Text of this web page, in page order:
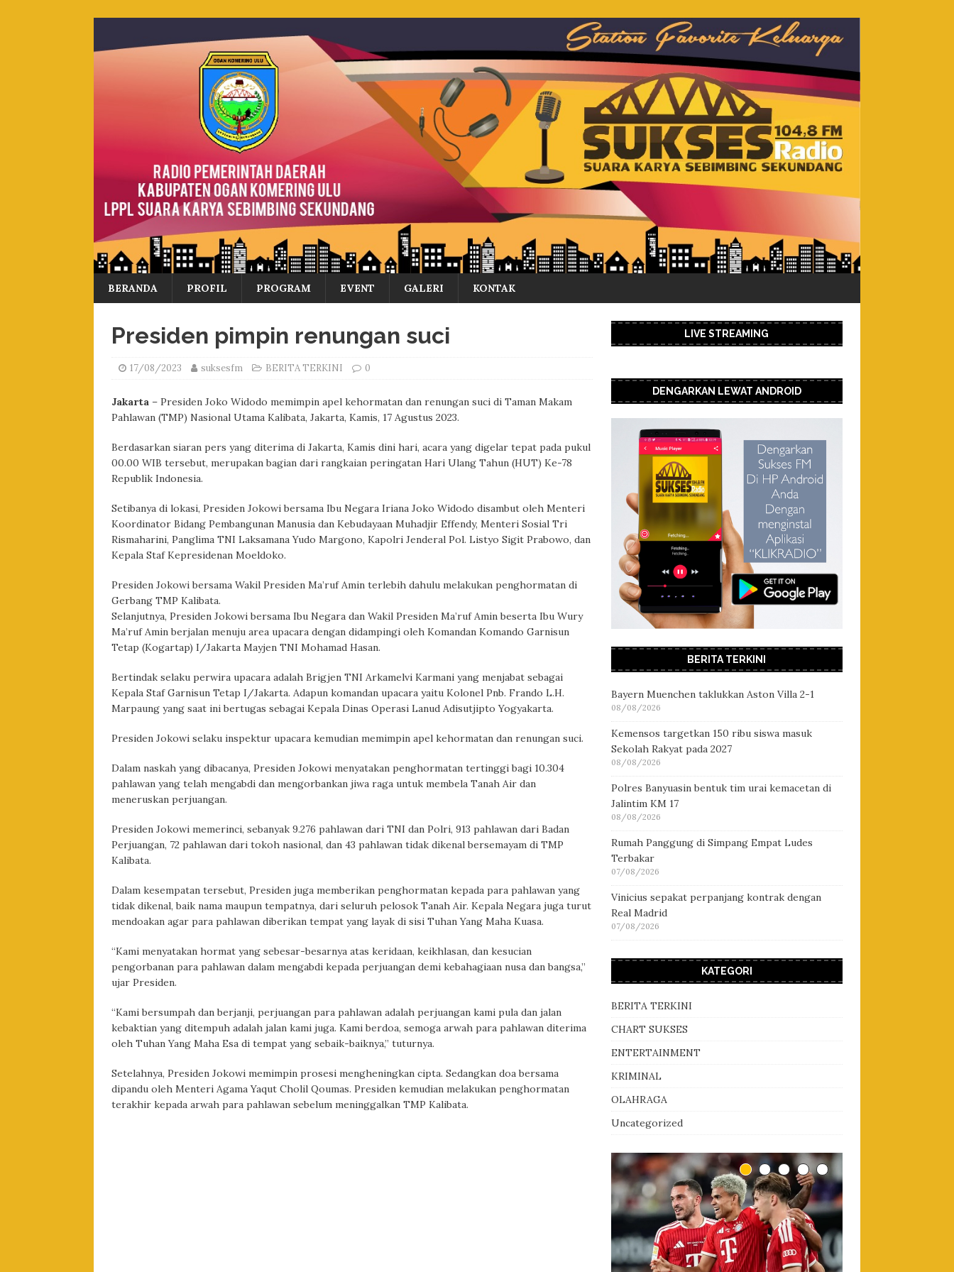
BERANDA PROFIL PROGRAM EVENT GALERI KONTAK
Presiden pimpin renungan suci
17/08/2023 suksesfm BERITA TERKINI 0
Jakarta – Presiden Joko Widodo memimpin apel kehormatan dan renungan suci di Taman Makam
Pahlawan (TMP) Nasional Utama Kalibata, Jakarta, Kamis, 17 Agustus 2023.
Berdasarkan siaran pers yang diterima di Jakarta, Kamis dini hari, acara yang digelar tepat pada pukul
00.00 WIB tersebut, merupakan bagian dari rangkaian peringatan Hari Ulang Tahun (HUT) Ke-78
Republik Indonesia.
Setibanya di lokasi, Presiden Jokowi bersama Ibu Negara Iriana Joko Widodo disambut oleh Menteri
Koordinator Bidang Pembangunan Manusia dan Kebudayaan Muhadjir Effendy, Menteri Sosial Tri
Rismaharini, Panglima TNI Laksamana Yudo Margono, Kapolri Jenderal Pol. Listyo Sigit Prabowo, dan
Kepala Staf Kepresidenan Moeldoko.
Presiden Jokowi bersama Wakil Presiden Ma’ruf Amin terlebih dahulu melakukan penghormatan di
Gerbang TMP Kalibata.
Selanjutnya, Presiden Jokowi bersama Ibu Negara dan Wakil Presiden Ma’ruf Amin beserta Ibu Wury
Ma’ruf Amin berjalan menuju area upacara dengan didampingi oleh Komandan Komando Garnisun
Tetap (Kogartap) I/Jakarta Mayjen TNI Mohamad Hasan.
Bertindak selaku perwira upacara adalah Brigjen TNI Arkamelvi Karmani yang menjabat sebagai
Kepala Staf Garnisun Tetap I/Jakarta. Adapun komandan upacara yaitu Kolonel Pnb. Frando L.H.
Marpaung yang saat ini bertugas sebagai Kepala Dinas Operasi Lanud Adisutjipto Yogyakarta.
Presiden Jokowi selaku inspektur upacara kemudian memimpin apel kehormatan dan renungan suci.
Dalam naskah yang dibacanya, Presiden Jokowi menyatakan penghormatan tertinggi bagi 10.304
pahlawan yang telah mengabdi dan mengorbankan jiwa raga untuk membela Tanah Air dan
meneruskan perjuangan.
Presiden Jokowi memerinci, sebanyak 9.276 pahlawan dari TNI dan Polri, 913 pahlawan dari Badan
Perjuangan, 72 pahlawan dari tokoh nasional, dan 43 pahlawan tidak dikenal bersemayam di TMP
Kalibata.
Dalam kesempatan tersebut, Presiden juga memberikan penghormatan kepada para pahlawan yang
tidak dikenal, baik nama maupun tempatnya, dari seluruh pelosok Tanah Air. Kepala Negara juga turut
mendoakan agar para pahlawan diberikan tempat yang layak di sisi Tuhan Yang Maha Kuasa.
“Kami menyatakan hormat yang sebesar-besarnya atas keridaan, keikhlasan, dan kesucian
pengorbanan para pahlawan dalam mengabdi kepada perjuangan demi kebahagiaan nusa dan bangsa,”
ujar Presiden.
“Kami bersumpah dan berjanji, perjuangan para pahlawan adalah perjuangan kami pula dan jalan
kebaktian yang ditempuh adalah jalan kami juga. Kami berdoa, semoga arwah para pahlawan diterima
oleh Tuhan Yang Maha Esa di tempat yang sebaik-baiknya,” tuturnya.
Setelahnya, Presiden Jokowi memimpin prosesi mengheningkan cipta. Sedangkan doa bersama
dipandu oleh Menteri Agama Yaqut Cholil Qoumas. Presiden kemudian melakukan penghormatan
terakhir kepada arwah para pahlawan sebelum meninggalkan TMP Kalibata.
LIVE STREAMING
DENGARKAN LEWAT ANDROID
BERITA TERKINI
Bayern Muenchen taklukkan Aston Villa 2-1
08/08/2026
Kemensos targetkan 150 ribu siswa masuk
Sekolah Rakyat pada 2027
08/08/2026
Polres Banyuasin bentuk tim urai kemacetan di
Jalintim KM 17
08/08/2026
Rumah Panggung di Simpang Empat Ludes
Terbakar
07/08/2026
Vinicius sepakat perpanjang kontrak dengan
Real Madrid
07/08/2026
KATEGORI
BERITA TERKINI
CHART SUKSES
ENTERTAINMENT
KRIMINAL
OLAHRAGA
Uncategorized